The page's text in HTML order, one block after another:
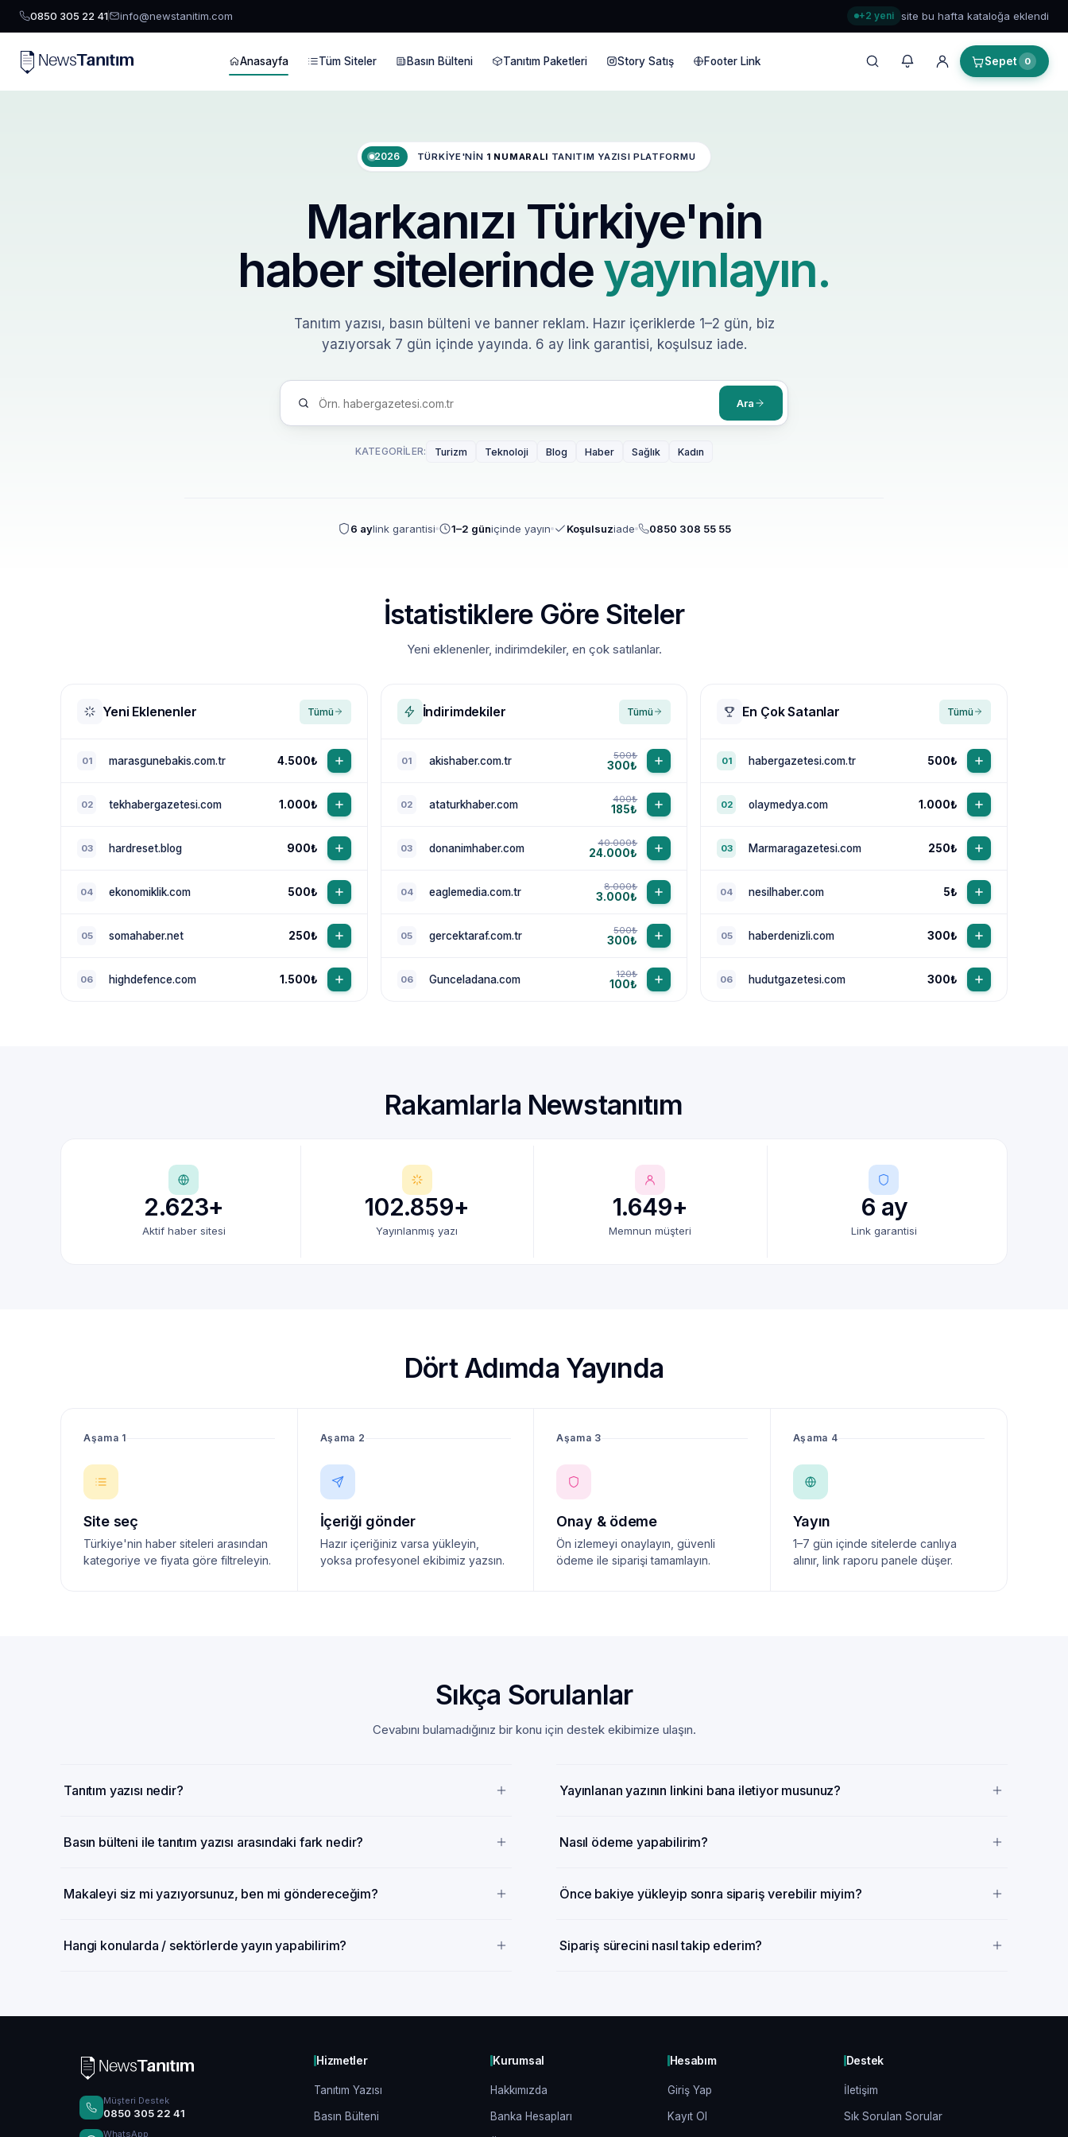
0850 305 22 41 info@newstanitim.com +2 yeni site bu hafta kataloğa eklendi
Anasayfa Tüm Siteler Basın Bülteni Tanıtım Paketleri Story Satış Footer Link Sepet 0
2026 TÜRKIYE'NIN 1 NUMARALI TANITIM YAZISI PLATFORMU
Markanızı Türkiye'nin
haber sitelerindeyayınlayın.
Tanıtım yazısı, basın bülteni ve banner reklam. Hazır içeriklerde 1–2 gün, biz
yazıyorsak 7 gün içinde yayında. 6 ay link garantisi, koşulsuz iade.
Ara
KATEGORILER: Turizm Teknoloji Blog Haber Sağlık Kadın
6 aylink garantisi 1–2 güniçinde yayın Koşulsuziade 0850 308 55 55
İstatistiklere Göre Siteler
Yeni eklenenler, indirimdekiler, en çok satılanlar.
Yeni Eklenenler Tümü
01 marasgunebakis.com.tr 4.500₺
02 tekhabergazetesi.com 1.000₺
03 hardreset.blog 900₺
04 ekonomiklik.com 500₺
05 somahaber.net 250₺
06 highdefence.com 1.500₺
İndirimdekiler Tümü
01 akishaber.com.tr 500₺
300₺
02 ataturkhaber.com 400₺
185₺
03 donanimhaber.com 40.000₺
24.000₺
04 eaglemedia.com.tr 8.000₺
3.000₺
05 gercektaraf.com.tr 500₺
300₺
06 Gunceladana.com 120₺
100₺
En Çok Satanlar Tümü
01 habergazetesi.com.tr 500₺
02 olaymedya.com 1.000₺
03 Marmaragazetesi.com 250₺
04 nesilhaber.com 5₺
05 haberdenizli.com 300₺
06 hudutgazetesi.com 300₺
Rakamlarla Newstanıtım
2.623+
Aktif haber sitesi
102.859+
Yayınlanmış yazı
1.649+
Memnun müşteri
6 ay
Link garantisi
Dört Adımda Yayında
Aşama 1
Site seç
Türkiye'nin haber siteleri arasından
kategoriye ve fiyata göre filtreleyin.
Aşama 2
İçeriği gönder
Hazır içeriğiniz varsa yükleyin,
yoksa profesyonel ekibimiz yazsın.
Aşama 3
Onay & ödeme
Ön izlemeyi onaylayın, güvenli
ödeme ile siparişi tamamlayın.
Aşama 4
Yayın
1–7 gün içinde sitelerde canlıya
alınır, link raporu panele düşer.
Sıkça Sorulanlar
Cevabını bulamadığınız bir konu için destek ekibimize ulaşın.
Tanıtım yazısı nedir?
Basın bülteni ile tanıtım yazısı arasındaki fark nedir?
Makaleyi siz mi yazıyorsunuz, ben mi göndereceğim?
Hangi konularda / sektörlerde yayın yapabilirim?
Yayınlanan yazının linkini bana iletiyor musunuz?
Nasıl ödeme yapabilirim?
Önce bakiye yükleyip sonra sipariş verebilir miyim?
Sipariş sürecini nasıl takip ederim?
Müşteri Destek
0850 305 22 41
WhatsApp
Hizmetler
Tanıtım Yazısı
Basın Bülteni
Kurumsal
Hakkımızda
Banka Hesapları
Hesabım
Giriş Yap
Kayıt Ol
Destek
İletişim
Sık Sorulan Sorular